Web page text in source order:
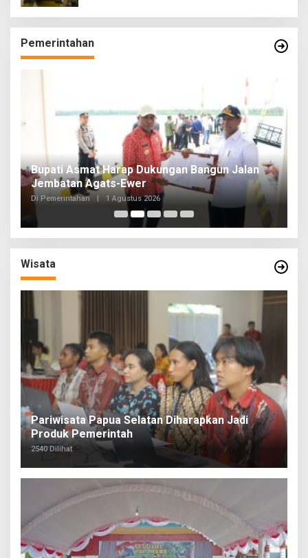
Pemerintahan
Bupati Asmat Harap Dukungan Bangun Jalan
Jembatan Agats-Ewer
Di Pemerintahan | 1 Agustus 2026
Wisata
Pariwisata Papua Selatan Diharapkan Jadi
Produk Pemerintah
2540 Dilihat